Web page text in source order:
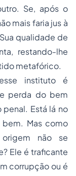
Se, após o
mais faria jus à
qualidade de
restando-lhe
metafórico.
instituto é
perda do bem
Está lá no
bem. Mas como
não se
Ele é traficante
corrupção ou é